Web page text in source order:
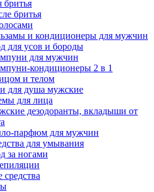
бритья
бритья
и кондиционеры для мужчин
для усов и бороды
для мужчин
кондиционеры 2 в 1
и телом
для душа мужские
для лица
дезодоранты, вкладыши от
парфюм для мужчин
для умывания
за ногами